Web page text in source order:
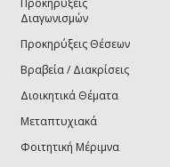
Προκηρύξεις
Διαγωνισμών
Προκηρύξεις Θέσεων
Βραβεία / Διακρίσεις
Διοικητικά Θέματα
Μεταπτυχιακά
Φοιτητική Μέριμνα